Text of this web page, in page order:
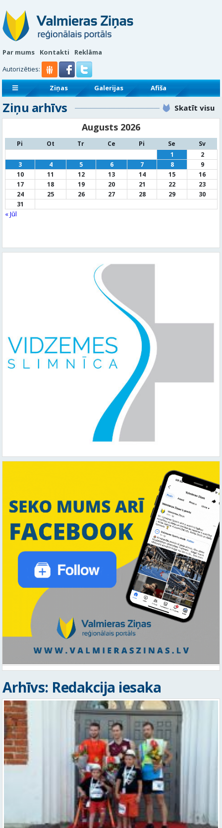
Par mums Kontakti
Reklāma
Autorizēties:
Ziņas Galerijas
Afiša
Sludinājumi
Reklāmraksti
Ziņu arhīvs Skatīt visu
Augusts 2026
Pi Ot Tr Ce Pi Se
Sv
1
2
3
4 5 6 7 8
9
10
11 12 13 14 15
16
17
18 19 20 21 22
23
24
25 26 27 28 29
30
31
« Jūl
Arhīvs: Redakcija iesaka